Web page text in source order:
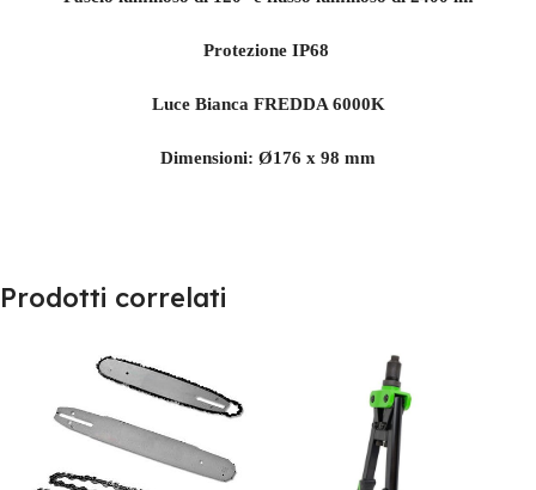
Protezione IP68
Luce Bianca FREDDA 6000K
Dimensioni: Ø176 x 98 mm
Prodotti correlati